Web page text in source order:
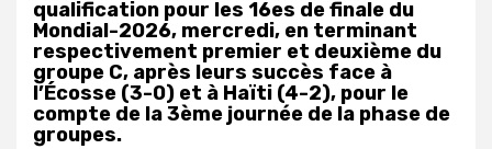
qualification pour les 16es de finale du
Mondial-2026, mercredi, en terminant
respectivement premier et deuxième du
groupe C, après leurs succès face à
l’Écosse (3-0) et à Haïti (4-2), pour le
compte de la 3ème journée de la phase de
groupes.